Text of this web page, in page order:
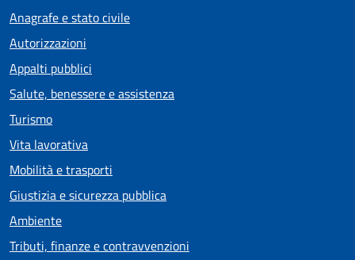
Anagrafe e stato civile
Autorizzazioni
Appalti pubblici
Salute, benessere e assistenza
Turismo
Vita lavorativa
Mobilità e trasporti
Giustizia e sicurezza pubblica
Ambiente
Tributi, finanze e contravvenzioni